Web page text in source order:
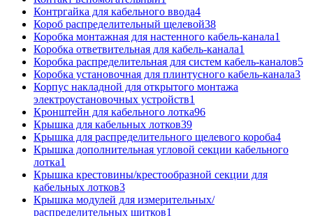
Контргайка для кабельного ввода4
Короб распределительный щелевой38
Коробка монтажная для настенного кабель-канала1
Коробка ответвительная для кабель-канала1
Коробка распределительная для систем кабель-каналов5
Коробка установочная для плинтусного кабель-канала3
Корпус накладной для открытого монтажа
электроустановочных устройств1
Кронштейн для кабельного лотка96
Крышка для кабельных лотков39
Крышка для распределительного щелевого короба4
Крышка дополнительная угловой секции кабельного
лотка1
Крышка крестовины/крестообразной секции для
кабельных лотков3
Крышка модулей для измерительных/
распределительных щитков1